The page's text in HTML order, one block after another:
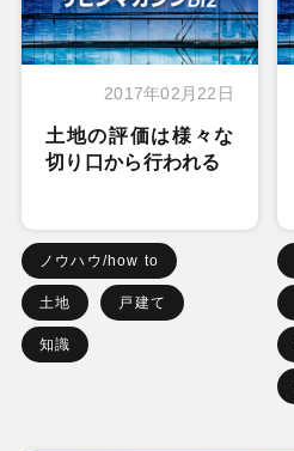
2017年02月22日
土地の評価は様々な
切り口から行われる
ノウハウ/how to
土地 戸建て
知識